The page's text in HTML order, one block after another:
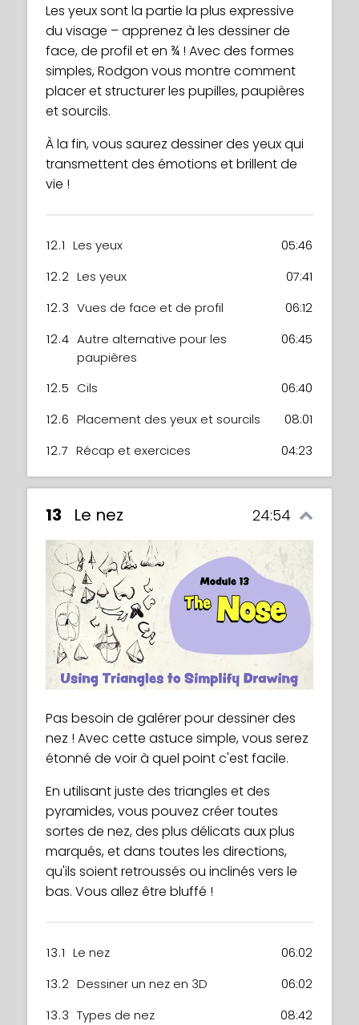
Les yeux sont la partie la plus expressive
du visage – apprenez à les dessiner de
face, de profil et en ¾ ! Avec des formes
simples, Rodgon vous montre comment
placer et structurer les pupilles, paupières
et sourcils.
À la fin, vous saurez dessiner des yeux qui
transmettent des émotions et brillent de
vie !
12.1 Les yeux
05:46
12.2 Les yeux
07:41
12.3 Vues de face et de profil
06:12
12.4 Autre alternative pour les
paupières
06:45
12.5 Cils
06:40
12.6 Placement des yeux et sourcils
08:01
12.7 Récap et exercices 04:23
13 Le nez 24:54
Pas besoin de galérer pour dessiner des
nez ! Avec cette astuce simple, vous serez
étonné de voir à quel point c'est facile.
En utilisant juste des triangles et des
pyramides, vous pouvez créer toutes
sortes de nez, des plus délicats aux plus
marqués, et dans toutes les directions,
qu'ils soient retroussés ou inclinés vers le
bas. Vous allez être bluffé !
13.1 Le nez
06:02
13.2 Dessiner un nez en 3D
06:02
13.3 Types de nez 08:42